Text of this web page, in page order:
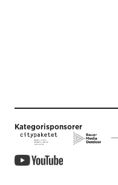
Kategorisponsorer